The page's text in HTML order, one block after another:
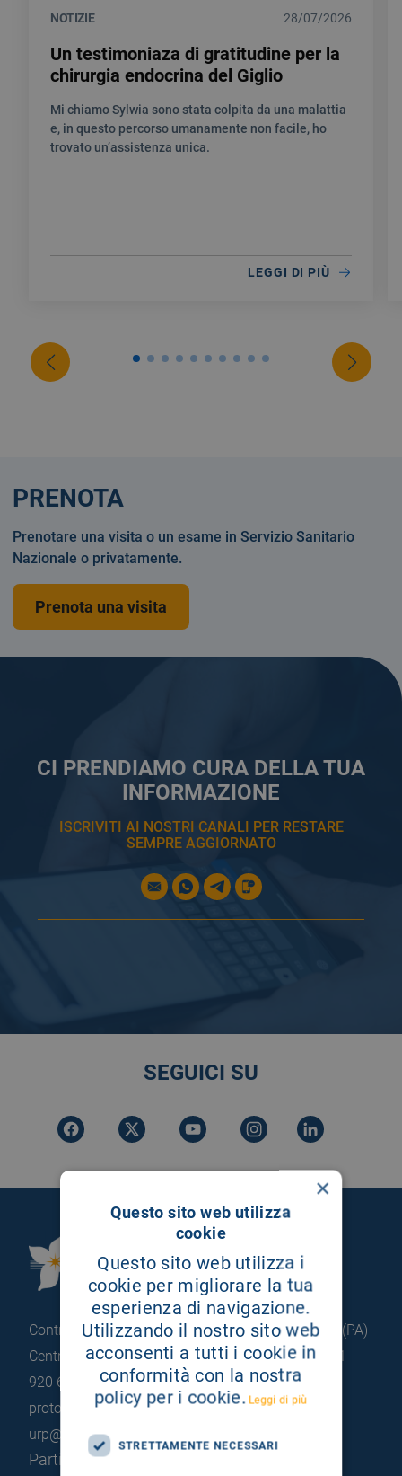
NOTIZIE 28/07/2026
Un testimoniaza di gratitudine per la
chirurgia endocrina del Giglio
Mi chiamo Sylwia sono stata colpita da una malattia
e, in questo percorso umanamente non facile, ho
trovato un’assistenza unica.
LEGGI DI PIÙ
CI PRENDIAMO CURA DELLA TUA
INFORMAZIONE
ISCRIVITI AI NOSTRI CANALI PER RESTARE
SEMPRE AGGIORNATO
PRENOTA
Prenotare una visita o un esame in Servizio Sanitario
Nazionale o privatamente.
Prenota una visita
SEGUICI SU
Fondazione Istituto
G.Giglio di Cefalù
Contrada Pietrapollastra - Pisciotto 90015 Cefalù (PA)
Centralino: +39 0921 920 111 Portineria: +39 0921
920 663
protocollo@pec.hsrgiglio.it info@hsrgiglio.it
urp@hsrgiglio.it
Partita IVA: 05205490823
×
Questo sito web utilizza
cookie
Questo sito web utilizza i
cookie per migliorare la tua
esperienza di navigazione.
Utilizzando il nostro sito web
acconsenti a tutti i cookie in
conformità con la nostra
policy per i cookie. Leggi di più
STRETTAMENTE NECESSARI